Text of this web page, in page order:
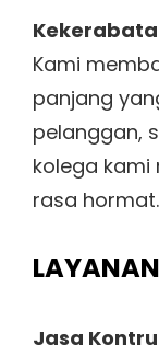
Kami
panjang
pelanggan,
kolega
rasa hormat.
Jasa